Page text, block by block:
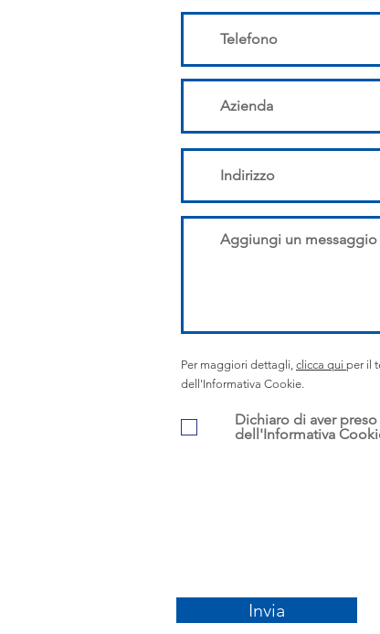
Per maggiori dettagli, clicca qui per il
dell'Informativa Cookie.
Dichiaro di aver
dell'Informativa
Invia